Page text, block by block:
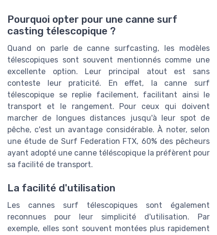
Pourquoi opter pour une canne surf
casting télescopique ?
Quand on parle de canne surfcasting, les modèles
télescopiques sont souvent mentionnés comme une
excellente option. Leur principal atout est sans
conteste leur praticité. En effet, la canne surf
télescopique se replie facilement, facilitant ainsi le
transport et le rangement. Pour ceux qui doivent
marcher de longues distances jusqu'à leur spot de
pêche, c'est un avantage considérable. À noter, selon
une étude de Surf Federation FTX, 60% des pêcheurs
ayant adopté une canne téléscopique la préfèrent pour
sa facilité de transport.
La facilité d'utilisation
Les cannes surf télescopiques sont également
reconnues pour leur simplicité d'utilisation. Par
exemple, elles sont souvent montées plus rapidement